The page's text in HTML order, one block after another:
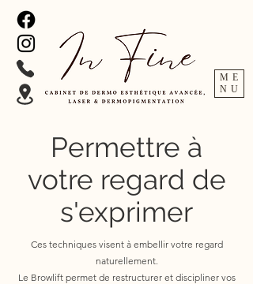
ME
NU
Permettre à
votre regard de
s'exprimer
Ces techniques visent à embellir votre regard
naturellement.
Le Browlift permet de restructurer et discipliner vos